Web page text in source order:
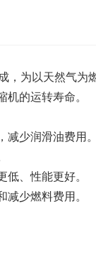
，为以天然气为
的运转寿命。
少润滑油费用。
、性能更好。
少燃料费用。